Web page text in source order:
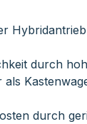
durch
als
durch